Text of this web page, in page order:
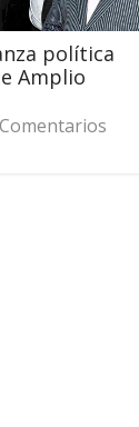
política
Amplio
Comentarios